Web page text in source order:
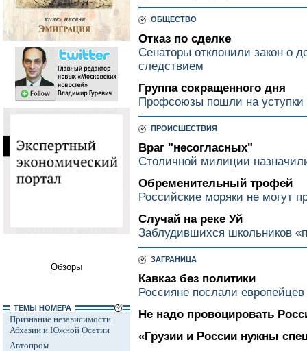
Обзоры
ТЕМЫ НОМЕРА
Признание независимости
Абхазии и Южной Осетии
Автопром
ОБЩЕСТВО
Отказ по сделке
Сенаторы отклонили закон о
следствием
Группа сокращенного дня
Профсоюзы пошли на уступки
ПРОИСШЕСТВИЯ
Враг "несогласных"
Столичной милиции
Обременительный трофей
Российские моряки не могут
Случай на реке Уй
Заблудившихся школьников
ЗАГРАНИЦА
Кавказ без политики
Россияне послали
Не надо провоцировать
«Грузии и России нужны